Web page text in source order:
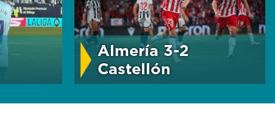
Almería 3-2
Castellón